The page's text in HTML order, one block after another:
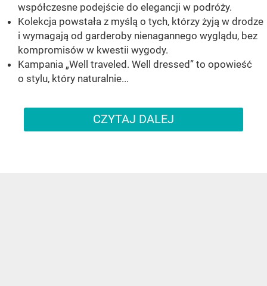
współczesne podejście do elegancji w podróży.
Kolekcja powstała z myślą o tych, którzy żyją w drodze
i wymagają od garderoby nienagannego wyglądu, bez
kompromisów w kwestii wygody.
Kampania „Well traveled. Well dressed” to opowieść
o stylu, który naturalnie...
CZYTAJ DALEJ